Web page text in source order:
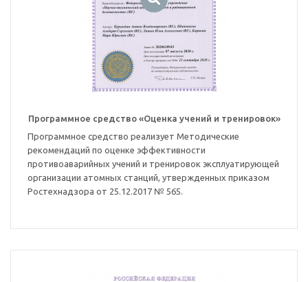
Программное средство «Оценка учений и тренировок»
Программное средство реализует Методические
рекомендаций по оценке эффективности
противоаварийных учений и тренировок эксплуатирующей
организации атомных станций, утвержденных приказом
Ростехнадзора от 25.12.2017 № 565.